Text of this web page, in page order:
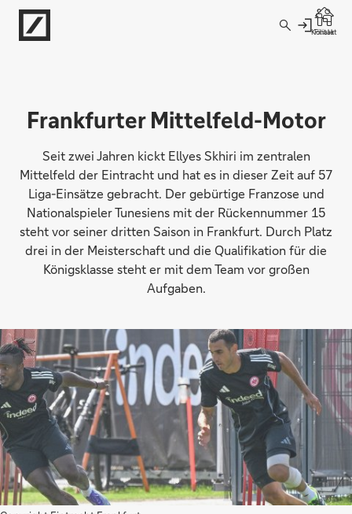
Direkt zur Hauptnavigation (Enter drücken)
Kontakt
Filiale
Frankfurter Mittelfeld-Motor
Seit zwei Jahren kickt Ellyes Skhiri im zentralen
Mittelfeld der Eintracht und hat es in dieser Zeit auf 57
Liga-Einsätze gebracht. Der gebürtige Franzose und
Nationalspieler Tunesiens mit der Rückennummer 15
steht vor seiner dritten Saison in Frankfurt. Durch Platz
drei in der Meisterschaft und die Qualifikation für die
Königsklasse steht er mit dem Team vor großen
Aufgaben.